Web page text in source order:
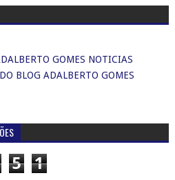
GOMES NOTICIAS
BLOG ADALBERTO GOMES
5 1